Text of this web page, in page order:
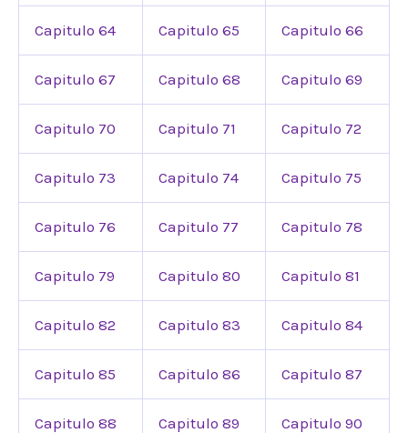
Capitulo 64 Capitulo 65 Capitulo 66
Capitulo 67 Capitulo 68 Capitulo 69
Capitulo 70 Capitulo 71 Capitulo 72
Capitulo 73 Capitulo 74 Capitulo 75
Capitulo 76 Capitulo 77 Capitulo 78
Capitulo 79 Capitulo 80 Capitulo 81
Capitulo 82 Capitulo 83 Capitulo 84
Capitulo 85 Capitulo 86 Capitulo 87
Capitulo 88 Capitulo 89 Capitulo 90